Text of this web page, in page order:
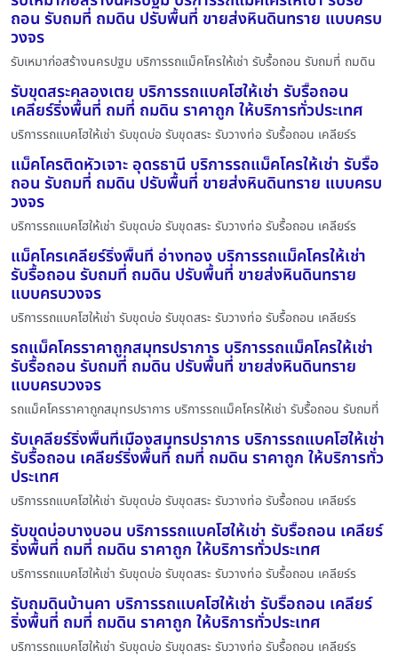
ถอน รับถมที่ ถมดิน ปรับพื้นที่ ขายส่งหินดินทราย แบบครบ
วงจร
รับเหมาก่อสร้างนครปฐม บริการรถแม็คโครให้เช่า รับรื้อถอน รับถมที่ ถมดิน
รับขุดสระคลองเตย บริการรถแบคโฮให้เช่า รับรื้อถอน
เคลียร์ริ่งพื้นที่ ถมที่ ถมดิน ราคาถูก ให้บริการทั่วประเทศ
บริการรถแบคโฮให้เช่า รับขุดบ่อ รับขุดสระ รับวางท่อ รับรื้อถอน เคลียร์ร
แม็คโครติดหัวเจาะ อุดรธานี บริการรถแม็คโครให้เช่า รับรื้อ
ถอน รับถมที่ ถมดิน ปรับพื้นที่ ขายส่งหินดินทราย แบบครบ
วงจร
บริการรถแบคโฮให้เช่า รับขุดบ่อ รับขุดสระ รับวางท่อ รับรื้อถอน เคลียร์ร
แม็คโครเคลียร์ริ่งพื้นที่ อ่างทอง บริการรถแม็คโครให้เช่า
รับรื้อถอน รับถมที่ ถมดิน ปรับพื้นที่ ขายส่งหินดินทราย
แบบครบวงจร
บริการรถแบคโฮให้เช่า รับขุดบ่อ รับขุดสระ รับวางท่อ รับรื้อถอน เคลียร์ร
รถแม็คโครราคาถูกสมุทรปราการ บริการรถแม็คโครให้เช่า
รับรื้อถอน รับถมที่ ถมดิน ปรับพื้นที่ ขายส่งหินดินทราย
แบบครบวงจร
รถแม็คโครราคาถูกสมุทรปราการ บริการรถแม็คโครให้เช่า รับรื้อถอน รับถมที่
รับเคลียร์ริ่งพื้นที่เมืองสมุทรปราการ บริการรถแบคโฮให้เช่า
รับรื้อถอน เคลียร์ริ่งพื้นที่ ถมที่ ถมดิน ราคาถูก ให้บริการทั่ว
ประเทศ
บริการรถแบคโฮให้เช่า รับขุดบ่อ รับขุดสระ รับวางท่อ รับรื้อถอน เคลียร์ร
รับขุดบ่อบางบอน บริการรถแบคโฮให้เช่า รับรื้อถอน เคลียร์
ริ่งพื้นที่ ถมที่ ถมดิน ราคาถูก ให้บริการทั่วประเทศ
บริการรถแบคโฮให้เช่า รับขุดบ่อ รับขุดสระ รับวางท่อ รับรื้อถอน เคลียร์ร
รับถมดินบ้านคา บริการรถแบคโฮให้เช่า รับรื้อถอน เคลียร์
ริ่งพื้นที่ ถมที่ ถมดิน ราคาถูก ให้บริการทั่วประเทศ
บริการรถแบคโฮให้เช่า รับขุดบ่อ รับขุดสระ รับวางท่อ รับรื้อถอน เคลียร์ร